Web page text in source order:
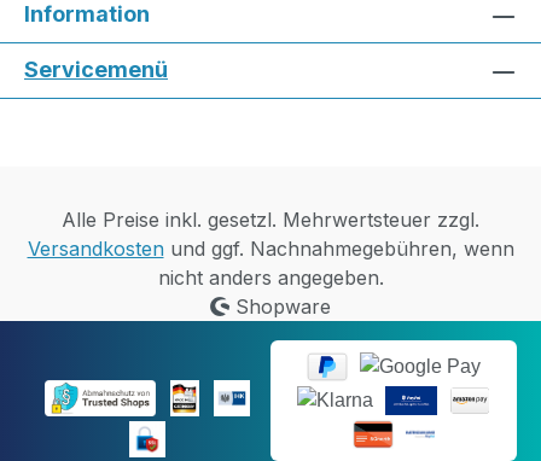
Information
Servicemenü
Alle Preise inkl. gesetzl. Mehrwertsteuer zzgl.
Versandkostenund ggf. Nachnahmegebühren, wenn
nicht anders angegeben.
Shopware